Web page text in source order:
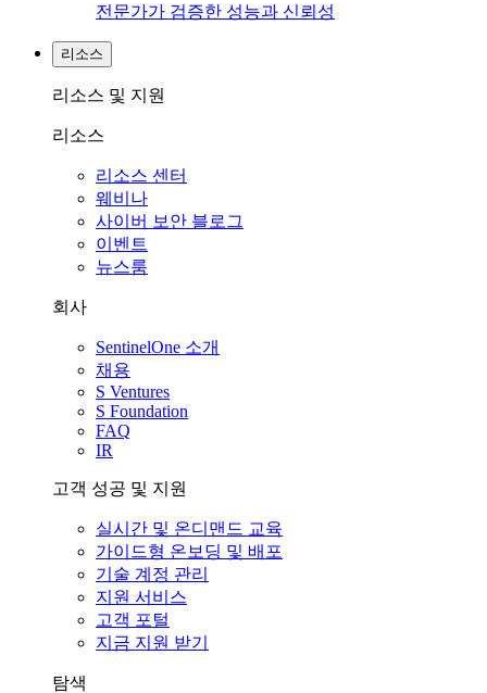
전문가가 검증한 성능과 신뢰성
리소스
리소스 및 지원
리소스
리소스 센터
웨비나
사이버 보안 블로그
이벤트
뉴스룸
회사
SentinelOne 소개
채용
S Ventures
S Foundation
FAQ
IR
고객 성공 및 지원
실시간 및 온디맨드 교육
가이드형 온보딩 및 배포
기술 계정 관리
지원 서비스
고객 포털
지금 지원 받기
탐색